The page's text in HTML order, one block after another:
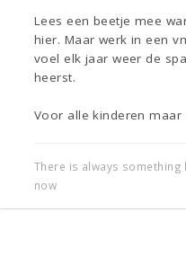
Lees een beetje mee
hier. Maar werk in een
voel elk jaar weer de
heerst.
Voor alle kinderen maar
There is always
now